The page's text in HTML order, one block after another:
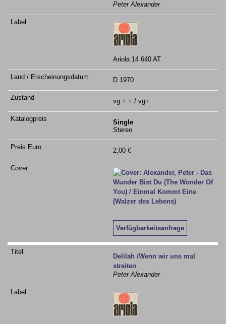
Peter Alexander
Ariola 14 640 AT
D 1970
vg + + / vg+
Single
Stereo
2,00 €
Verfügbarkeitsanfrage
Delilah /Wenn wir uns mal
streiten
Peter Alexander